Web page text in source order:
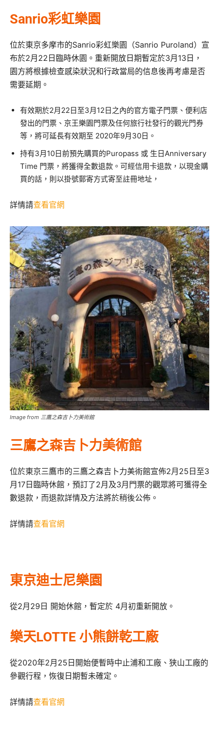
Sanrio彩虹樂園
位於東京多摩市的Sanrio彩虹樂園（Sanrio Puroland）宣
布於2月22日臨時休園。重新開放日期暫定於3月13日，
園方將根據檢查感染狀況和行政當局的信息後再考慮是否
需要延期。
有效期於2月22日至3月12日之內的官方電子門票、便利店
發出的門票、京王樂園門票及任何旅行社發行的觀光門券
等，將可延長有效期至 2020年9月30日。
持有3月10日前預先購買的Puropass 或 生日Anniversary
Time 門票，將獲得全數退款。可經信用卡退款，以現金購
買的話，則以掛號郵寄方式寄至註冊地址，
詳情請查看官網
Image from 三鷹之森吉卜力美術館
三鷹之森吉卜力美術館
位於東京三鷹市的三鷹之森吉卜力美術館宣佈2月25日至3
月17日臨時休館，預訂了2月及3月門票的觀眾將可獲得全
數退款，而退款詳情及方法將於稍後公佈。
詳情請查看官網
東京迪士尼樂園
從2月29日 開始休館，暫定於 4月初重新開放。
樂天LOTTE 小熊餅乾工廠
從2020年2月25日開始便暫時中止浦和工廠、狭山工廠的
參觀行程，恢復日期暫未確定。
詳情請查看官網